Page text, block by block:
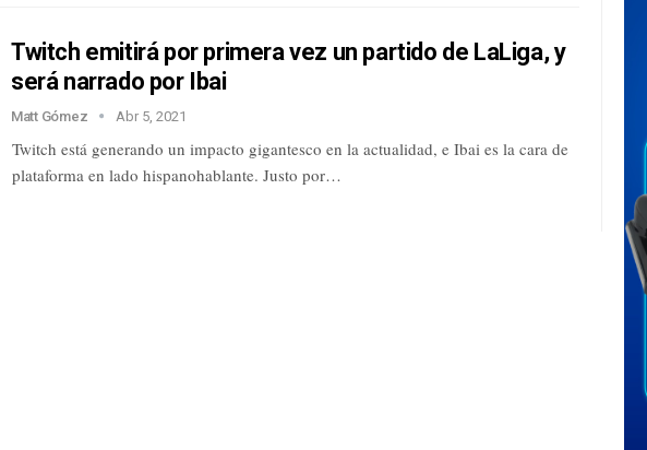
Twitch emitirá por primera vez un partido de LaLiga, y
será narrado por Ibai
Matt Gómez Abr 5, 2021
Twitch está generando un impacto gigantesco en la actualidad, e Ibai es la cara de
plataforma en lado hispanohablante. Justo por…